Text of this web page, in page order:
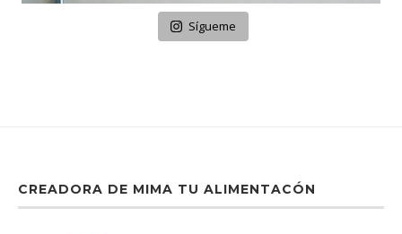
Sígueme
CREADORA DE MIMA TU ALIMENTACÓN